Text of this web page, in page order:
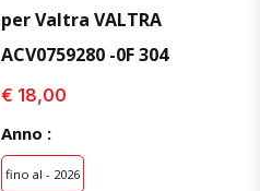
visualizza prodotto
per Valtra VALTRA
ACV0759280 -0F 304
€ 18,00
Anno :
fino al - 2026